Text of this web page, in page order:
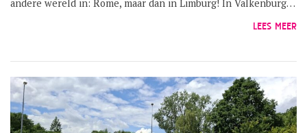
andere wereld in: Rome, maar dan in Limburg! In Valkenburg…
LEES MEER